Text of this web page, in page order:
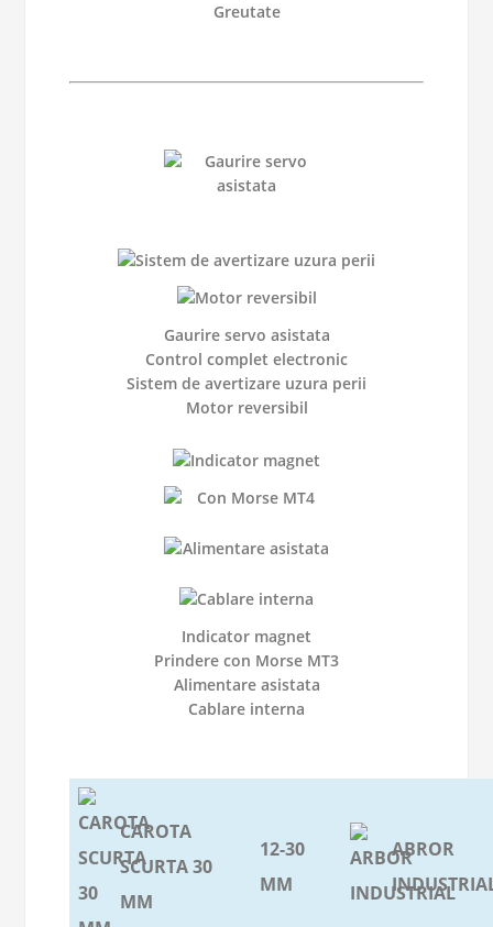
Greutate
Gaurire servo asistata
Control complet electronic
Sistem de avertizare uzura perii
Motor reversibil
Indicator magnet
Prindere con Morse MT3
Alimentare asistata
Cablare interna
CAROTA
SCURTA 30
MM
12-30
MM
ABROR